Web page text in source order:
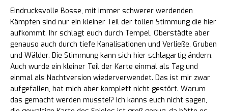
Eindrucksvolle Bosse, mit immer schwerer werdenden
Kämpfen sind nur ein kleiner Teil der tollen Stimmung die hier
aufkommt. Ihr schlagt euch durch Tempel, Oberstädte aber
genauso auch durch tiefe Kanalisationen und Verließe, Gruben
und Wälder. Die Stimmung kann sich hier schlagartig ändern.
Auch wurde ein kleiner Teil der Karte einmal als Tag und
einmal als Nachtversion wiederverwendet. Das ist mir zwar
aufgefallen, hat mich aber komplett nicht gestört. Warum
das gemacht werden musste!? Ich kanns euch nicht sagen,